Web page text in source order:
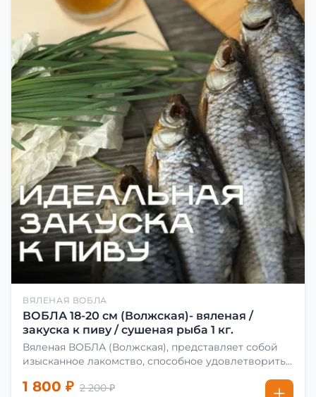
ВЯЛЕНАЯ ВОБЛА
ВОБЛА 18-20 см (Волжская)- вяленая /
закуска к пиву / сушеная рыба 1 кг.
Вяленая ВОБЛА (Волжская), представляет собой
изысканное лакомство, способное удовлетворить
сделать вяленую воблу, её сначала хорошо солят.
1 800 ₽ 2 200 ₽